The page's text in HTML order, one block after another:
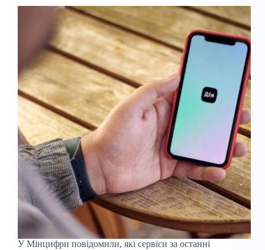
У Мінцифри повідомили, які сервіси за останні